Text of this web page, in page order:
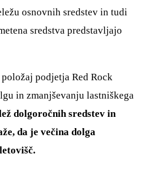
osnovnih sredstev in tudi
sredstva predstavljajo
podjetja Red Rock
in zmanjševanju lastniškega
dolgoročnih sredstev in
da je večina dolga